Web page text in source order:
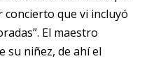
que vi incluyó
El maestro
su niñez, de ahí el